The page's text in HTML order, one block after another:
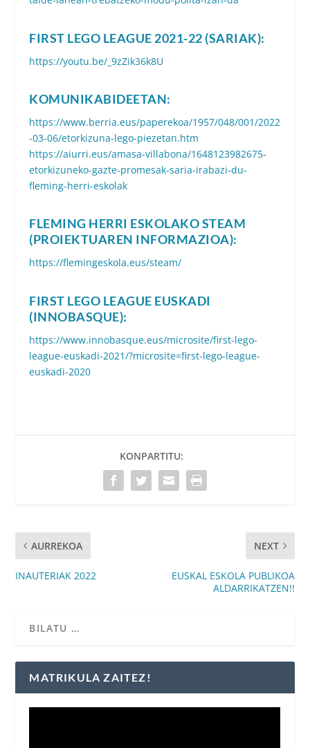
FIRST LEGO LEAGUE 2021-22 (SARIAK):
https://youtu.be/_9zZik36k8U
KOMUNIKABIDEETAN:
https://www.berria.eus/paperekoa/1957/048/001/2022
-03-06/etorkizuna-lego-piezetan.htm
https://aiurri.eus/amasa-villabona/1648123982675-
etorkizuneko-gazte-promesak-saria-irabazi-du-
fleming-herri-eskolak
FLEMING HERRI ESKOLAKO STEAM
(PROIEKTUAREN INFORMAZIOA):
https://flemingeskola.eus/steam/
FIRST LEGO LEAGUE EUSKADI
(INNOBASQUE):
https://www.innobasque.eus/microsite/first-lego-
league-euskadi-2021/?microsite=first-lego-league-
euskadi-2020
KONPARTITU:
AURREKOA
INAUTERIAK 2022
NEXT
EUSKAL ESKOLA PUBLIKOA
ALDARRIKATZEN!!
MATRIKULA ZAITEZ!